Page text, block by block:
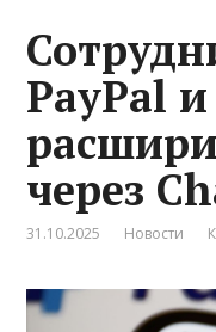
PayPal
через
31.10.2025 Новости